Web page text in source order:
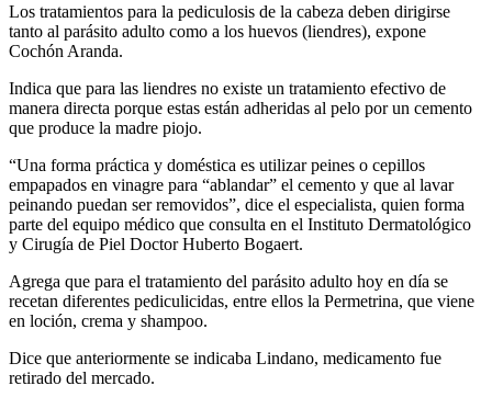
Los tratamientos para la pediculosis de la cabeza deben dirigirse
tanto al parásito adulto como a los huevos (liendres), expone
Cochón Aranda.
Indica que para las liendres no existe un tratamiento efectivo de
manera directa porque estas están adheridas al pelo por un cemento
que produce la madre piojo.
“Una forma práctica y doméstica es utilizar peines o cepillos
empapados en vinagre para “ablandar” el cemento y que al lavar
peinando puedan ser removidos”, dice el especialista, quien forma
parte del equipo médico que consulta en el Instituto Dermatológico
y Cirugía de Piel Doctor Huberto Bogaert.
Agrega que para el tratamiento del parásito adulto hoy en día se
recetan diferentes pediculicidas, entre ellos la Permetrina, que viene
en loción, crema y shampoo.
Dice que anteriormente se indicaba Lindano, medicamento fue
retirado del mercado.